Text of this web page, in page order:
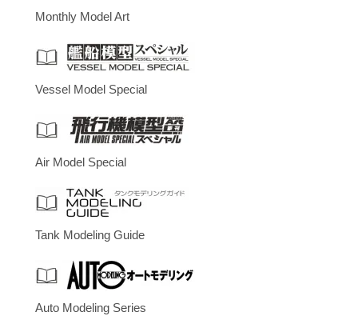
Monthly Model Art
Vessel Model Special
Air Model Special
Tank Modeling Guide
Auto Modeling Series